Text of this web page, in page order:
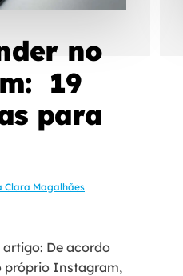
no
19
para
Clara Magalhães
De acordo
próprio Instagram,